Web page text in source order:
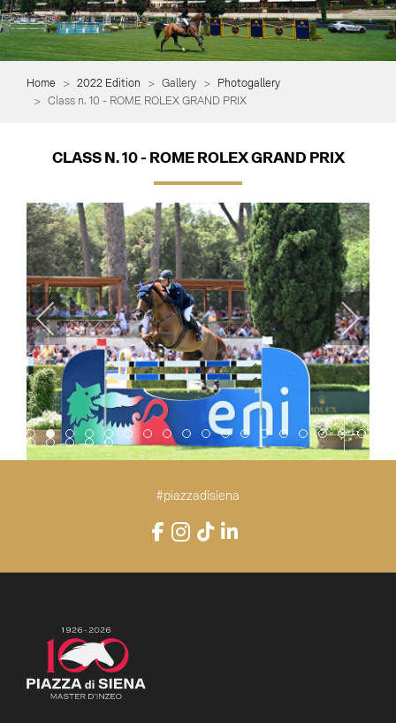
Home 2022 Edition Gallery
Photogallery
Class n. 10 - ROME ROLEX GRAND PRIX
CLASS N. 10 - ROME ROLEX GRAND PRIX
Item 0Item 1Item 2Item 3Item 4Item 5Item 6Item 7Item 8Item 9Item 10
Item 11Item 12Item 13Item 14Item 15
Item 16Item
Item 18Item 19Item 20
Item 21Item 22
#piazzadisiena
Facebook
Instagram
TikTokLinkedIn